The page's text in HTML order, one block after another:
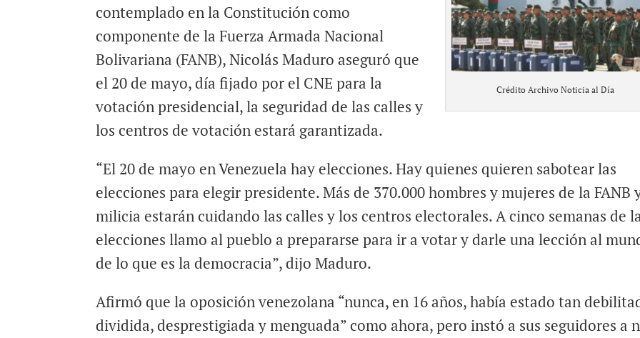
Crédito Archivo Noticia al Día
contemplado en la Constitución como
componente de la Fuerza Armada Nacional
Bolivariana (FANB), Nicolás Maduro aseguró que
el 20 de mayo, día fijado por el CNE para la
votación presidencial, la seguridad de las calles y
los centros de votación estará garantizada.
“El 20 de mayo en Venezuela hay elecciones. Hay quienes quieren sabotear las
elecciones para elegir presidente. Más de 370.000 hombres y mujeres de la FANB
milicia estarán cuidando las calles y los centros electorales. A cinco semanas de
elecciones llamo al pueblo a prepararse para ir a votar y darle una lección al
de lo que es la democracia”, dijo Maduro.
Afirmó que la oposición venezolana “nunca, en 16 años, había estado tan
dividida, desprestigiada y menguada” como ahora, pero instó a sus seguidores a